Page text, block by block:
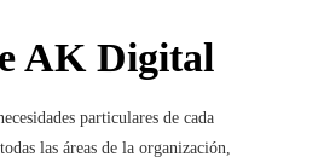
AK Digital
particulares de cada
las áreas de la organización,